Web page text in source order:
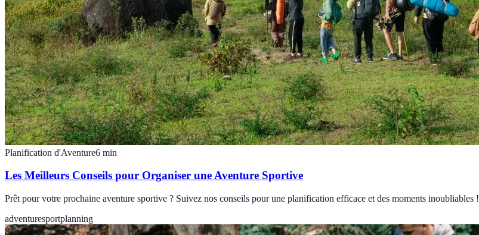
Planification d'Aventure6 min
Les Meilleurs Conseils pour Organiser une Aventure Sportive
Prêt pour votre prochaine aventure sportive ? Suivez nos conseils pour une planification efficace et des moments inoubliables !
adventuresportplanning